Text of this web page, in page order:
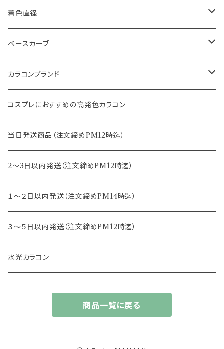
1month
2ｗeek
14.0mm
14.1mm
14.2mm
14.5mm
15.0mm
14.4mm
着色直径
12.5mm
12.8mm
13.0mm
13.2mm
13.3mm
13.4mm
13.5mm
13.6mm
ベースカーブ
8.6mm
8.7mm
8.8mm
8.5mm
カラコンブランド
エバーカラー
エヌズコレクション
トパーズ
キャンディーマジック
レヴィア
チュチュ
コスプレにおすすめの高発色カラコン
当日発送商品（注文締めPM12時迄）
2～3日以内発送（注文締めPM12時迄）
１～２日以内発送（注文締めPM14時迄）
３～５日以内発送（注文締めPM12時迄）
水光カラコン
商品一覧に戻る